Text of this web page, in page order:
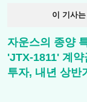
이 기사는
자운스의 종양
'JTX-1811' 계
투자, 내년 상반